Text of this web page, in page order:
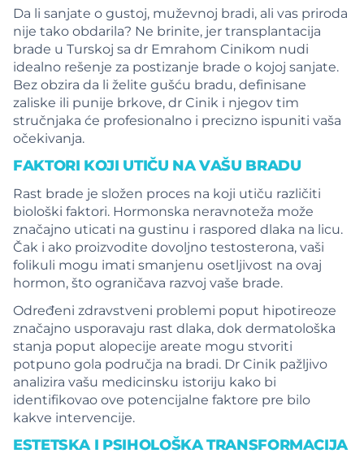
Da li sanjate o gustoj, muževnoj bradi, ali vas priroda
nije tako obdarila? Ne brinite, jer transplantacija
brade u Turskoj sa dr Emrahom Cinikom nudi
idealno rešenje za postizanje brade o kojoj sanjate.
Bez obzira da li želite gušću bradu, definisane
zaliske ili punije brkove, dr Cinik i njegov tim
stručnjaka će profesionalno i precizno ispuniti vaša
očekivanja.
FAKTORI KOJI UTIČU NA VAŠU BRADU
Rast brade je složen proces na koji utiču različiti
biološki faktori. Hormonska neravnoteža može
značajno uticati na gustinu i raspored dlaka na licu.
Čak i ako proizvodite dovoljno testosterona, vaši
folikuli mogu imati smanjenu osetljivost na ovaj
hormon, što ograničava razvoj vaše brade.
Određeni zdravstveni problemi poput hipotireoze
značajno usporavaju rast dlaka, dok dermatološka
stanja poput alopecije areate mogu stvoriti
potpuno gola područja na bradi. Dr Cinik pažljivo
analizira vašu medicinsku istoriju kako bi
identifikovao ove potencijalne faktore pre bilo
kakve intervencije.
ESTETSKA I PSIHOLOŠKA TRANSFORMACIJA